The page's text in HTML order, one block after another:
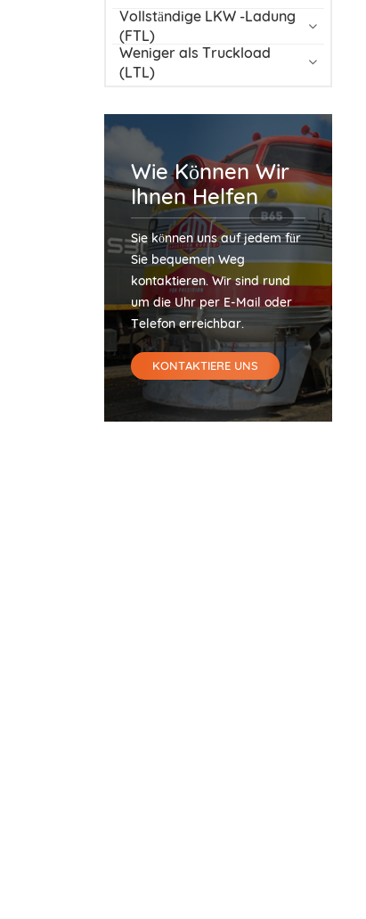
Vollständige LKW -Ladung
(FTL)
Weniger als Truckload
(LTL)
Wie Können Wir
Ihnen Helfen
Sie können uns auf jedem für
Sie bequemen Weg
kontaktieren. Wir sind rund
um die Uhr per E-Mail oder
Telefon erreichbar.
KONTAKTIERE UNS